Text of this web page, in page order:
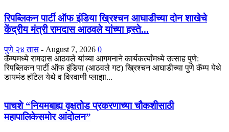
रिपब्लिकन पार्टी ऑफ इंडिया ख्रिश्चन आघाडीच्या दोन शाखेचे
केंद्रीय मंत्री रामदास आठवले यांच्या हस्ते...
पुणे २४ तास - August 7, 2026 0
कॅम्पमध्ये रामदास आठवले यांच्या आगमनाने कार्यकर्त्यांमध्ये उत्साह पुणे:
रिपब्लिकन पार्टी ऑफ इंडिया (आठवले गट) ख्रिश्चन आघाडीच्या पुणे कॅम्प येथे
डायमंड हॉटेल येथे व विरवाणी प्लाझा...
पाचशे “नियमबाह्य वृक्षतोड प्रकरणाच्या चौकशीसाठी
महापालिकेसमोर आंदोलन”